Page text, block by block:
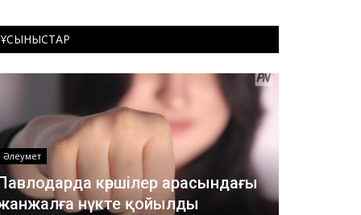
ҰСЫНЫСТАР
Әлеумет
көршілер арасындағы
нүкте қойылды